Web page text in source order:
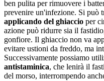
ben pulita per rimuovere i
prevenire un'infezione. Si può
applicando del ghiaccio per
azione può ridurre sia il
gonfiore. Il ghiaccio non va
evitare ustioni da freddo, ma
Successivamente possiamo
antistaminica, che lenirà il
del morso, interrompendo